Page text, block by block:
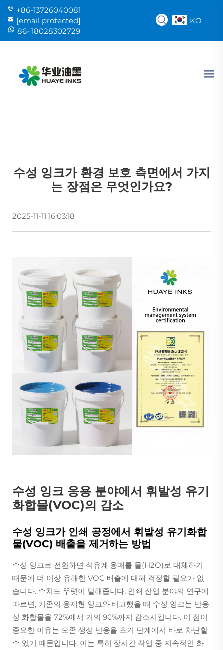
+86-13726040081
[email protected]
86+18028302729
KO
수성 잉크가 환경 보호 측면에서 가지
는 장점은 무엇인가요?
2025-11-11 16:03:18
수성 잉크 응용 분야에서 휘발성 유기
화합물(VOC)의 감소
수성 잉크가 인쇄 공정에서 휘발성 유기화합
물(VOC) 배출을 제거하는 방법
수성 잉크로 전환하면 석유계 용매를 물(H2O)로 대체하기
때문에 더 이상 유해한 VOC 배출에 대해 걱정할 필요가 없
습니다. 수치도 뚜렷이 말해줍니다. 인쇄 산업 분야의 연구에
따르면, 기존의 용제형 잉크와 비교했을 때 수성 잉크는 반응
성 화합물을 72%에서 거의 90%까지 감소시킵니다. 이 점이
중요한 이유는 오존 생성 반응을 초기 단계에서 바로 차단할
수 있기 때문입니다. 이는 특히 장시간 작업 중 지속적인 화